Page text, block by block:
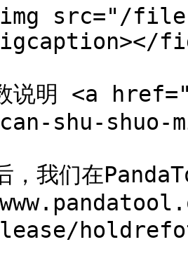
src="/files/
说明 <a
shu-shuo-
，我们在